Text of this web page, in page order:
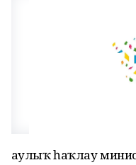
Һаулыҡ һаҡлау